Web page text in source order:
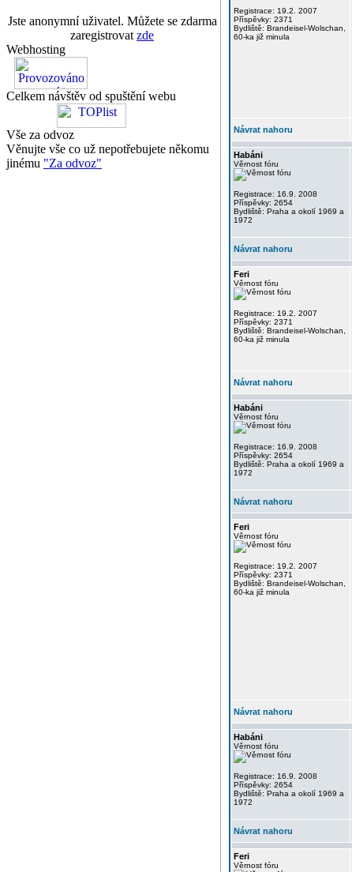
Jste anonymní uživatel. Můžete se zdarma
zaregistrovat zde
Webhosting
Celkem návštěv od spuštění webu
Vše za odvoz
Věnujte vše co už nepotřebujete někomu
jinému "Za odvoz"
Registrace: 19.2. 2007
Příspěvky: 2371
Bydliště: Brandeisel-Wolschan,
60-ka již minula
Návrat nahoru
Habáni
Věrnost fóru
Registrace: 16.9. 2008
Příspěvky: 2654
Bydliště: Praha a okolí 1969 a
1972
Návrat nahoru
Feri
Věrnost fóru
Registrace: 19.2. 2007
Příspěvky: 2371
Bydliště: Brandeisel-Wolschan,
60-ka již minula
Návrat nahoru
Habáni
Věrnost fóru
Registrace: 16.9. 2008
Příspěvky: 2654
Bydliště: Praha a okolí 1969 a
1972
Návrat nahoru
Feri
Věrnost fóru
Registrace: 19.2. 2007
Příspěvky: 2371
Bydliště: Brandeisel-Wolschan,
60-ka již minula
Návrat nahoru
Habáni
Věrnost fóru
Registrace: 16.9. 2008
Příspěvky: 2654
Bydliště: Praha a okolí 1969 a
1972
Návrat nahoru
Feri
Věrnost fóru